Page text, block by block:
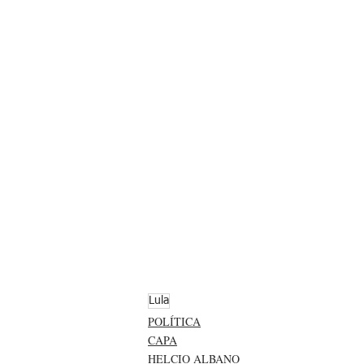
Lula
POLÍTICA
CAPA
HELCIO ALBANO